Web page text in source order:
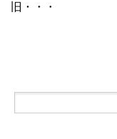
旧・・・